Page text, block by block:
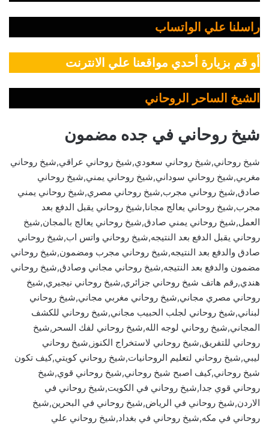
راسلنا علي الواتساب
أو قم بزيارة أحدي مواقعنا علي الانترنت
الشيخ الساحر الروحاني
شيخ روحاني في جده مضمون
شيخ روحاني,شيخ روحاني سعودي,شيخ روحاني عراقي,شيخ روحاني
مغربي,شيخ روحاني سوداني,شيخ روحاني يمني,شيخ روحاني
صادق,شيخ روحاني مجرب,شيخ روحاني مصري,شيخ روحاني يمني
مجرب,شيخ روحاني يعالج مجانا,شيخ روحاني يقبل الدفع بعد
العمل,شيخ روحاني يمني صادق,شيخ روحاني يعالج بالمجان,شيخ
روحاني يقبل الدفع بعد النتيجه,شيخ روحاني واتس اب,شيخ روحاني
صادق والدفع بعد النتيجه,شيخ روحاني مجرب ومضمون,شيخ روحاني
مضمون والدفع بعد النتيجه,شيخ روحاني مجاني وصادق,شيخ روحاني
هندي,رقم هاتف شيخ روحاني جزائري,شيخ روحاني نيجيري,شيخ
روحاني مصري مجاني,شيخ روحاني مغربي مجاني,شيخ روحاني
لبناني,شيخ روحاني لجلب الحبيب مجاني,شيخ روحاني للكشف
المجاني,شيخ روحاني لوجه الله,شيخ روحاني لفك السحر,شيخ
روحاني للتفريق,شيخ روحاني لاستخراج الكنوز,شيخ روحاني
ليبي,شيخ روحاني لتعليم الروحانيات,شيخ روحاني كويتي,كيف تكون
شيخ روحاني,كيف اصبح شيخ روحاني,شيخ روحاني قوي,شيخ
روحاني قوي جدا,شيخ روحاني في الكويت,شيخ روحاني في
الاردن,شيخ روحاني في الرياض,شيخ روحاني في البحرين,شيخ
روحاني في مكه,شيخ روحاني في بغداد,شيخ روحاني علي